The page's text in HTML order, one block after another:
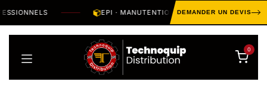
EPI · MANUTENTION · OUTILLAGE · HYGIÈNE ·
DEMANDER UN DEVIS
0